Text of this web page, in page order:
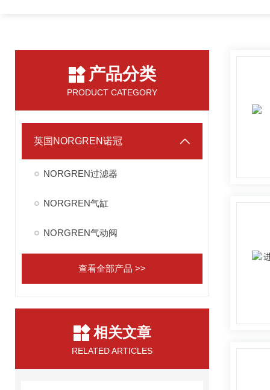
产品分类
PRODUCT CATEGORY
英国NORGREN诺冠
NORGREN过滤器
NORGREN气缸
NORGREN气动阀
查看全部产品 >>
相关文章
RELATED ARTICLES